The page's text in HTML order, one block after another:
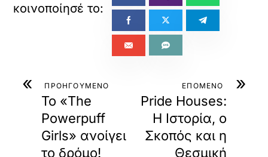
« ΠΡΟΗΓΟΥΜΕΝΟ
Το «The
Powerpuff
Girls» ανοίγει
το δρόμο!
»
ΕΠΟΜΕΝΟ
Pride Houses:
Η Ιστορία, ο
Σκοπός και η
Θεσμική